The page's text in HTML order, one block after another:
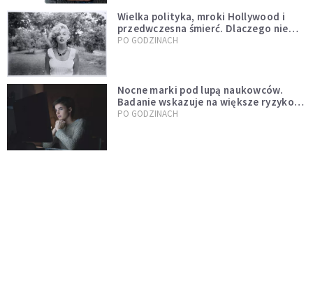
Wielka polityka, mroki Hollywood i
przedwczesna śmierć. Dlaczego nie
możemy przestać mówić o Marilyn
PO GODZINACH
Nocne marki pod lupą naukowców.
Badanie wskazuje na większe ryzyko
zawału
PO GODZINACH